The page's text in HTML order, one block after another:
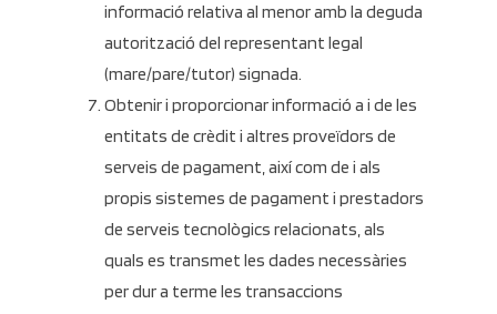
informació relativa al menor amb la deguda
autorització del representant legal
(mare/pare/tutor) signada.
Obtenir i proporcionar informació a i de les
entitats de crèdit i altres proveïdors de
serveis de pagament, així com de i als
propis sistemes de pagament i prestadors
de serveis tecnològics relacionats, als
quals es transmet les dades necessàries
per dur a terme les transaccions